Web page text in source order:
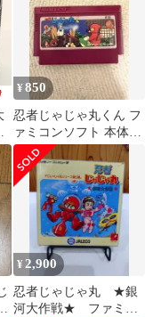
¥850
忍者じゃじゃ丸くん フ
ァミコンソフト 本体
JALECO
¥ 2,900
忍者じゃじゃ丸 ★銀
河大作戦★ ファミコ